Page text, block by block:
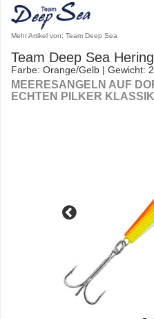
Mehr Artikel von: Team Deep Sea
Team Deep Sea
Farbe: Orange/Gelb | Gewicht:
MEERESANGELN AUF
ECHTEN PILKER